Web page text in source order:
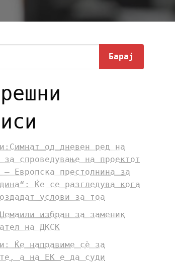
Барај
од дневен ред на
за спроведување на проектот
– Европска престолнина за
Ќе се разгледува кога
услови за тоа
избран за заменик
на ДКСК
Ќе направиме сè за
а на ЕК е да суди